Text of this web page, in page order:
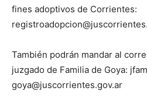
fines adoptivos de Corrientes:
También podrán mandar al
juzgado de Familia de Goya:
goya@juscorrientes.gov.ar